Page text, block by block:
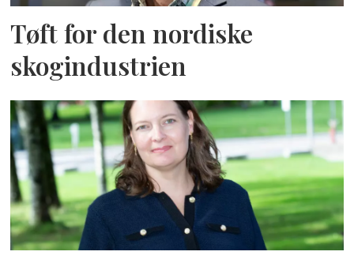
Tøft for den nordiske
skogindustrien